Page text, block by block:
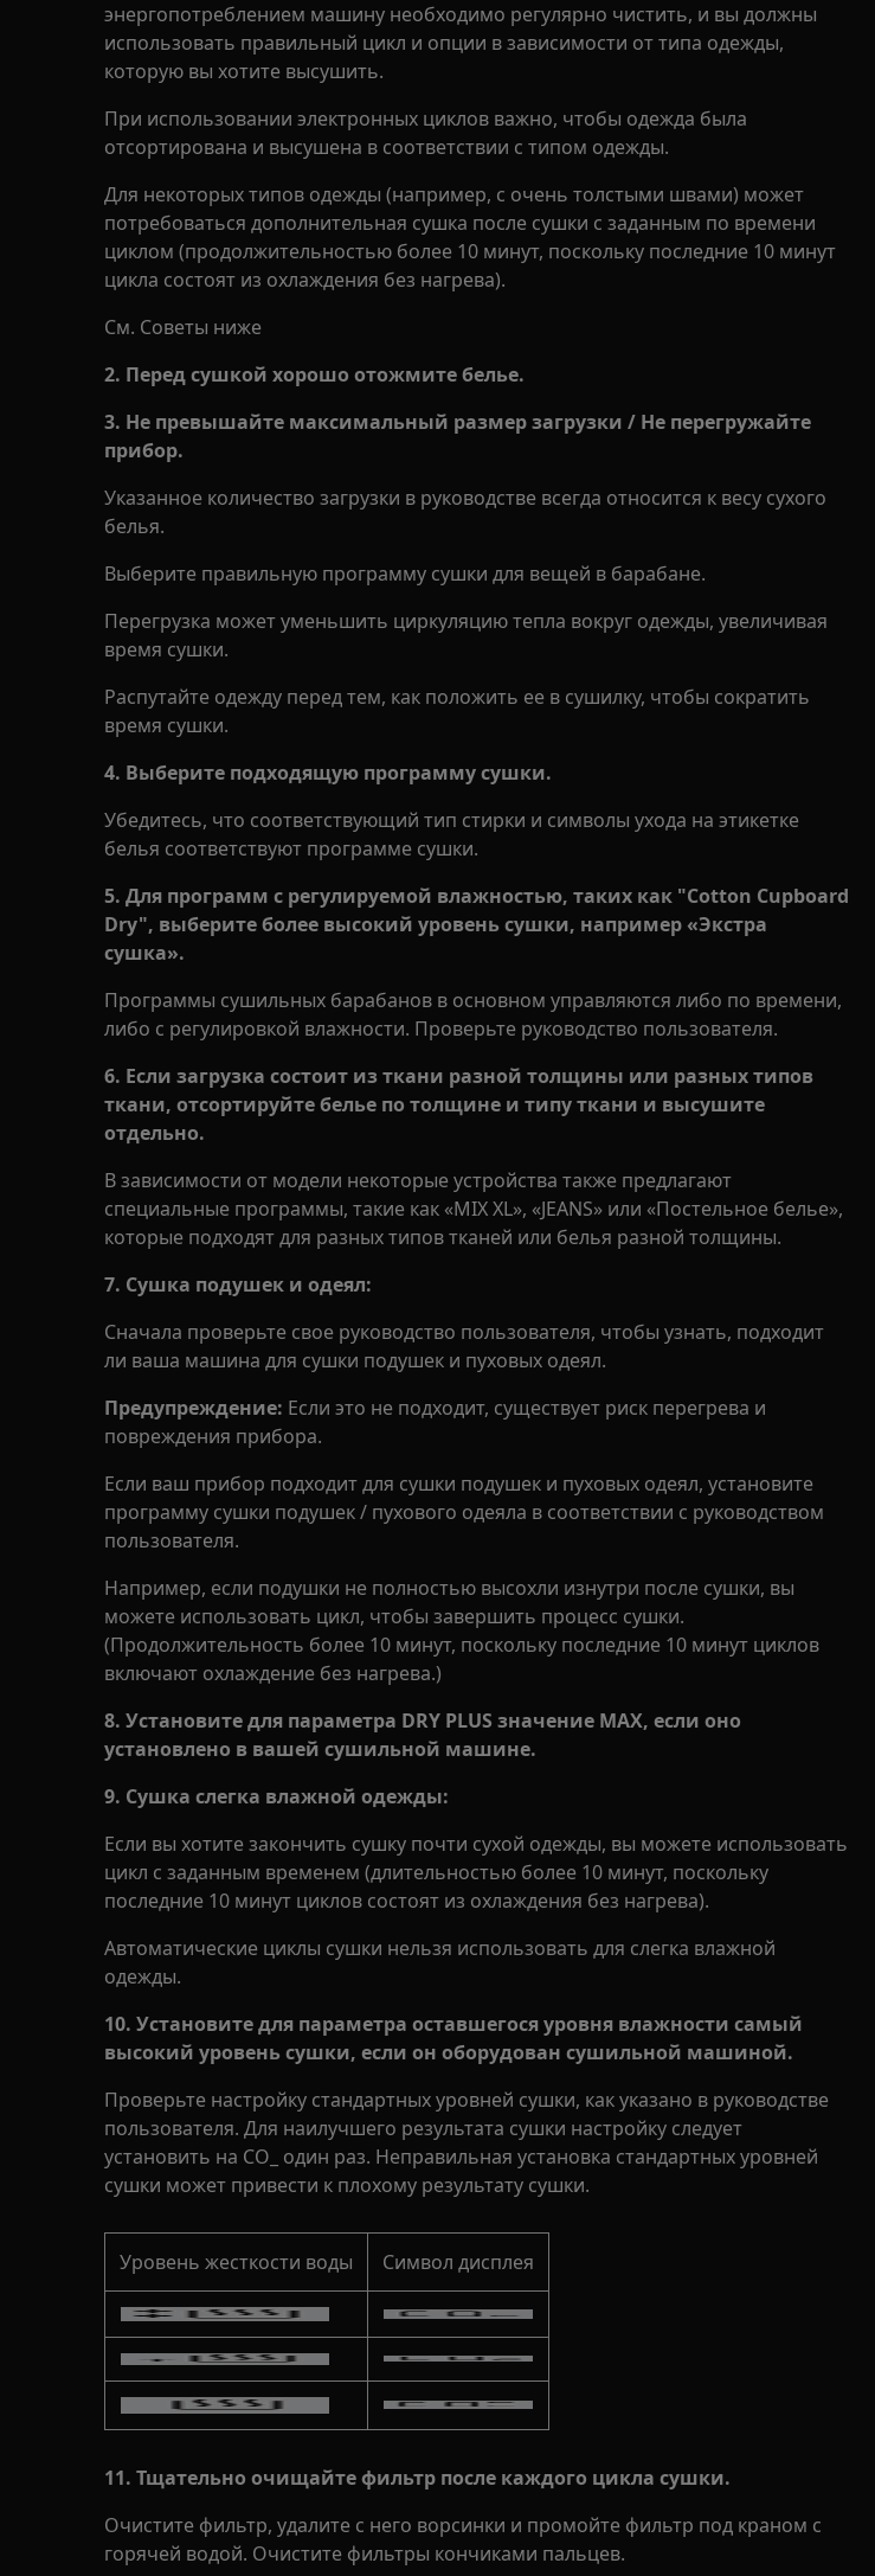
энергопотреблением машину необходимо регулярно чистить, и вы должны
использовать правильный цикл и опции в зависимости от типа одежды,
которую вы хотите высушить.
При использовании электронных циклов важно, чтобы одежда была
отсортирована и высушена в соответствии с типом одежды.
Для некоторых типов одежды (например, с очень толстыми швами) может
потребоваться дополнительная сушка после сушки с заданным по времени
циклом (продолжительностью более 10 минут, поскольку последние 10 минут
цикла состоят из охлаждения без нагрева).
См. Советы ниже
2. Перед сушкой хорошо отожмите белье.
3. Не превышайте максимальный размер загрузки / Не перегружайте
прибор.
Указанное количество загрузки в руководстве всегда относится к весу сухого
белья.
Выберите правильную программу сушки для вещей в барабане.
Перегрузка может уменьшить циркуляцию тепла вокруг одежды, увеличивая
время сушки.
Распутайте одежду перед тем, как положить ее в сушилку, чтобы сократить
время сушки.
4. Выберите подходящую программу сушки.
Убедитесь, что соответствующий тип стирки и символы ухода на этикетке
белья соответствуют программе сушки.
5. Для программ с регулируемой влажностью, таких как "Cotton Cupboard
Dry", выберите более высокий уровень сушки, например «Экстра
сушка».
Программы сушильных барабанов в основном управляются либо по времени,
либо с регулировкой влажности. Проверьте руководство пользователя.
6. Если загрузка состоит из ткани разной толщины или разных типов
ткани, отсортируйте белье по толщине и типу ткани и высушите
отдельно.
В зависимости от модели некоторые устройства также предлагают
специальные программы, такие как «MIX XL», «JEANS» или «Постельное белье»,
которые подходят для разных типов тканей или белья разной толщины.
7. Сушка подушек и одеял:
Сначала проверьте свое руководство пользователя, чтобы узнать, подходит
ли ваша машина для сушки подушек и пуховых одеял.
Предупреждение: Если это не подходит, существует риск перегрева и
повреждения прибора.
Если ваш прибор подходит для сушки подушек и пуховых одеял, установите
программу сушки подушек / пухового одеяла в соответствии с руководством
пользователя.
Например, если подушки не полностью высохли изнутри после сушки, вы
можете использовать цикл, чтобы завершить процесс сушки.
(Продолжительность более 10 минут, поскольку последние 10 минут циклов
включают охлаждение без нагрева.)
8. Установите для параметра DRY PLUS значение MAX, если оно
установлено в вашей сушильной машине.
9. Сушка слегка влажной одежды:
Если вы хотите закончить сушку почти сухой одежды, вы можете использовать
цикл с заданным временем (длительностью более 10 минут, поскольку
последние 10 минут циклов состоят из охлаждения без нагрева).
Автоматические циклы сушки нельзя использовать для слегка влажной
одежды.
10. Установите для параметра оставшегося уровня влажности самый
высокий уровень сушки, если он оборудован сушильной машиной.
Проверьте настройку стандартных уровней сушки, как указано в руководстве
пользователя. Для наилучшего результата сушки настройку следует
установить на CO_ один раз. Неправильная установка стандартных уровней
сушки может привести к плохому результату сушки.
Уровень жесткости воды Символ дисплея
11. Тщательно очищайте фильтр после каждого цикла сушки.
Очистите фильтр, удалите с него ворсинки и промойте фильтр под краном с
горячей водой. Очистите фильтры кончиками пальцев.